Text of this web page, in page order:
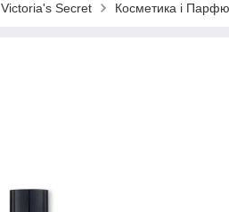
Victoria's Secret Косметика і